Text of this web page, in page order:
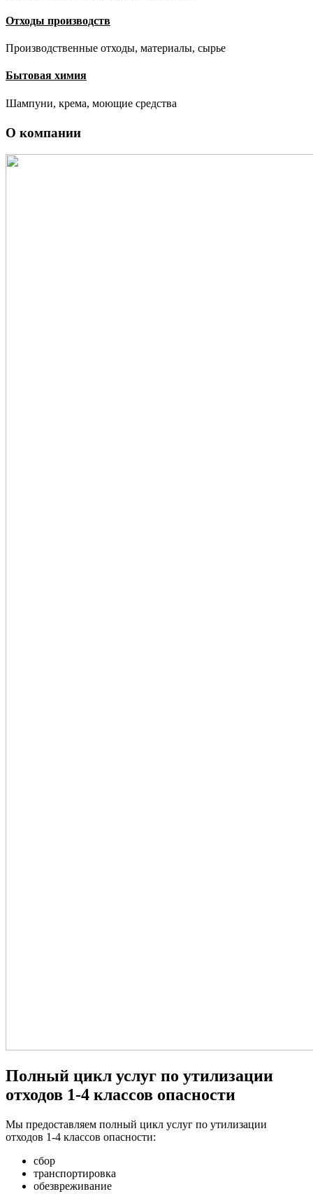
Отходы производств
Производственные отходы, материалы, сырье
Бытовая химия
Шампуни, крема, моющие средства
О компании
Полный цикл услуг по утилизации
отходов 1-4 классов опасности
Мы предоставляем полный цикл услуг по утилизации
отходов 1-4 классов опасности:
сбор
транспортировка
обезвреживание